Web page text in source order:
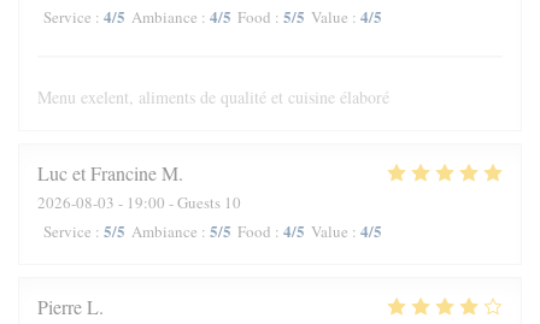
Service : 4/5 Ambiance : 4/5 Food : 5/5 Value : 4/5
Menu exelent, aliments de qualité et cuisine élaboré
Luc et FrancineM
2026-08-03 - 19:00 - Guests 10
Service : 5/5 Ambiance : 5/5 Food : 4/5 Value : 4/5
PierreL